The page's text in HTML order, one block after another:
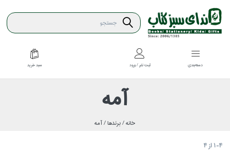
دسته‌بندي ثبت نام / ورود سبد خريد
آمه
خانه /برندها /آمه
1-4از4